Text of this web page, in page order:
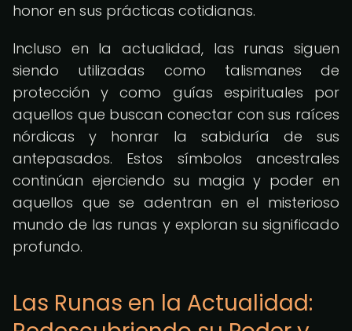
honor en sus prácticas cotidianas.
Incluso en la actualidad, las runas siguen
siendo utilizadas como talismanes de
protección y como guías espirituales por
aquellos que buscan conectar con sus raíces
nórdicas y honrar la sabiduría de sus
antepasados. Estos símbolos ancestrales
continúan ejerciendo su magia y poder en
aquellos que se adentran en el misterioso
mundo de las runas y exploran su significado
profundo.
Las Runas en la Actualidad: